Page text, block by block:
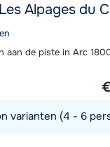
Alpages du
aan de piste in Arc
varianten (4 - 6